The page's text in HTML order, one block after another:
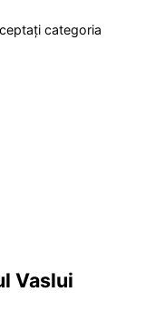
categoria
Vaslui